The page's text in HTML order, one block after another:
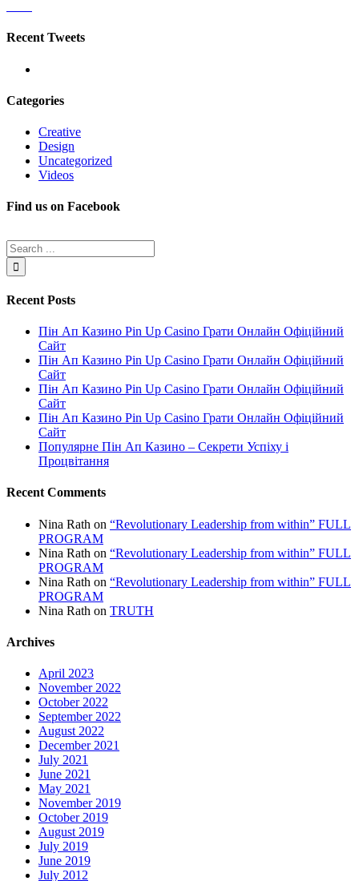
Recent Tweets
Categories
Creative
Design
Uncategorized
Videos
Find us on Facebook
Recent Posts
Пін Ап Казино Pin Up Casino Грати Онлайн Офіційний
Сайт
Пін Ап Казино Pin Up Casino Грати Онлайн Офіційний
Сайт
Пін Ап Казино Pin Up Casino Грати Онлайн Офіційний
Сайт
Пін Ап Казино Pin Up Casino Грати Онлайн Офіційний
Сайт
Популярне Пін Ап Казино – Секрети Успіху і
Процвітання
Recent Comments
Nina Rath on “Revolutionary Leadership from within” FULL
PROGRAM
Nina Rath on “Revolutionary Leadership from within” FULL
PROGRAM
Nina Rath on “Revolutionary Leadership from within” FULL
PROGRAM
Nina Rath on TRUTH
Archives
April 2023
November 2022
October 2022
September 2022
August 2022
December 2021
July 2021
June 2021
May 2021
November 2019
October 2019
August 2019
July 2019
June 2019
July 2012